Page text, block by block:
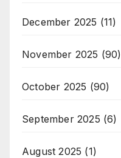
December 2025 (11)
November 2025 (90)
October 2025 (90)
September 2025 (6)
August 2025 (1)